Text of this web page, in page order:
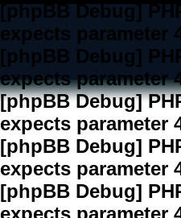
[phpBB Debug]
expects parameter
[phpBB Debug]
expects parameter
[phpBB Debug]
expects parameter
[phpBB Debug]
expects parameter
[phpBB Debug]
expects parameter